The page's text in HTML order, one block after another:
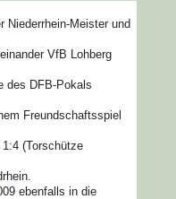
Niederrhein-Meister und
VfB Lohberg
des DFB-Pokals
Freundschaftsspiel
(Torschütze
ebenfalls in die